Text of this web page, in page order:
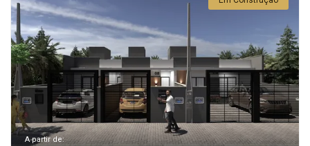
A partir de: